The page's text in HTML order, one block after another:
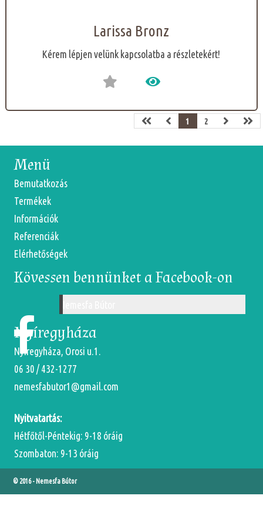
Larissa Bronz
Kérem lépjen velünk kapcsolatba a részletekért!
1 2
Menü
Bemutatkozás
Termékek
Információk
Referenciák
Elérhetőségek
Kövessen bennünket a Facebook-on
Nyíregyháza
Nyíregyháza, Orosi u.1.
06 30 / 432-1277
nemesfabutor1@gmail.com
Nyitvatartás:
Hétfőtől-Péntekig: 9-18 óráig
Szombaton: 9-13 óráig
© 2016 - Nemesfa Bútor